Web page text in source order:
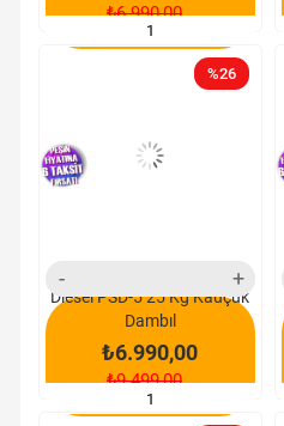
₺6.990,00
SEPETE EKLE
Diesel PSD-5 25 Kg Kauçuk
Dambıl
₺6.990,00
₺9.499,00
SEPETE EKLE
%26
yeni
ürün